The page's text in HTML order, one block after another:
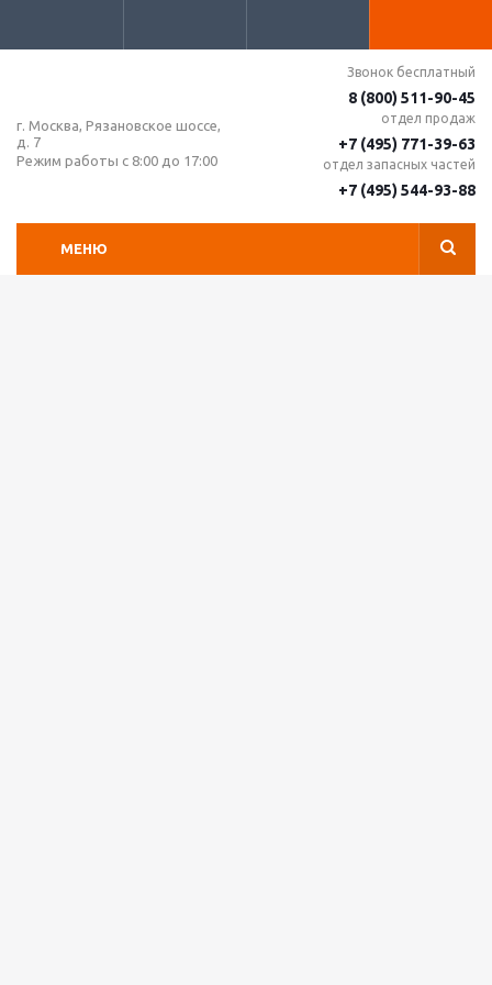
г. Москва, Рязановское шоссе,
д. 7
Режим работы с 8:00 до 17:00
Звонок бесплатный
8 (800) 511-90-45
отдел продаж
+7 (495) 771-39-63
отдел запасных частей
+7 (495) 544-93-88
МЕНЮ